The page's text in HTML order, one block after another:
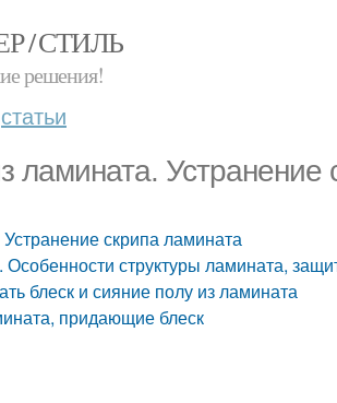
/ СТИЛЬ
решения!
статьи
ламината. Устранение
скрипа ламината
структуры ламината,
блеск и сияние полу из ламината
придающие блеск